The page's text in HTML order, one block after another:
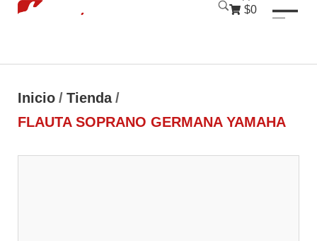
$0
Inicio / Tienda /
FLAUTA SOPRANO GERMANA YAMAHA